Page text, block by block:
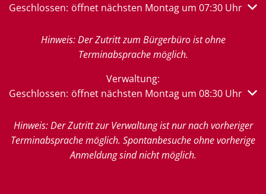
Klicken, um weitere Öffnungs- oder Schließzeiten
Geschlossen: öffnet nächsten Montag um 07:30 Uhr
Hinweis: Der Zutritt zum Bürgerbüro ist ohne
Terminabsprache möglich.
Verwaltung:
Klicken, um weitere Öffnungs- oder Schließzeiten
Geschlossen: öffnet nächsten Montag um 08:30 Uhr
Hinweis: Der Zutritt zur Verwaltung ist nur nach vorheriger
Terminabsprache möglich. Spontanbesuche ohne vorherige
Anmeldung sind nicht möglich.